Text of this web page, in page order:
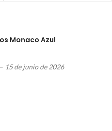
Monaco Azul
– 15 de junio de 2026